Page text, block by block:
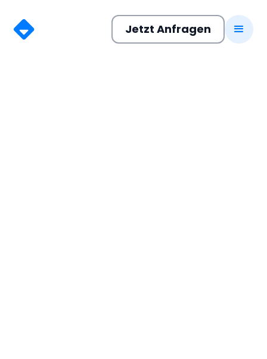
Jetzt Anfragen